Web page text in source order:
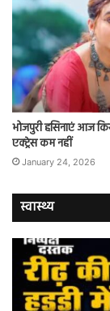
भोजपुरी हसिनाएं आज
एक्ट्रेस कम नहीं
January 24, 2026
स्वास्थ्य